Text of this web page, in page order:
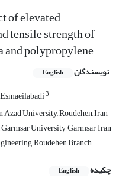
of elevated
tensile strength of
polypropylene
نویسندگان English
3
University, Roudehen, Iran
University, Garmsar, Iran
Roudehen Branch,
چکیده
English